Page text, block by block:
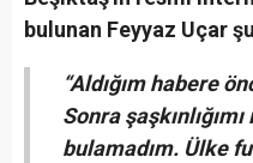
bulunan Feyyaz Uçar
“Aldığım habere
Sonra
bulamadım. Ülke